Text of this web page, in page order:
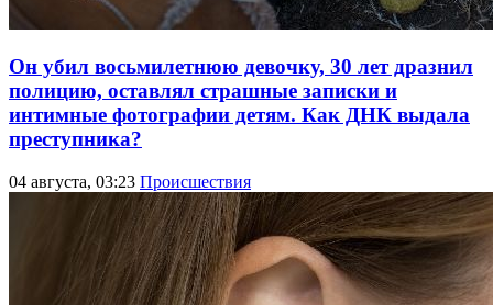
Он убил восьмилетнюю девочку, 30 лет дразнил
полицию, оставлял страшные записки и
интимные фотографии детям. Как ДНК выдала
преступника?
04 августа, 03:23 Происшествия